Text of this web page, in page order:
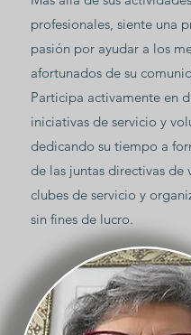
profesionales, siente una
pasión por ayudar a los
afortunados de su
Participa activamente en
iniciativas de servicio y
dedicando su tiempo a
de las juntas directivas de
clubes de servicio y
sin fines de lucro.